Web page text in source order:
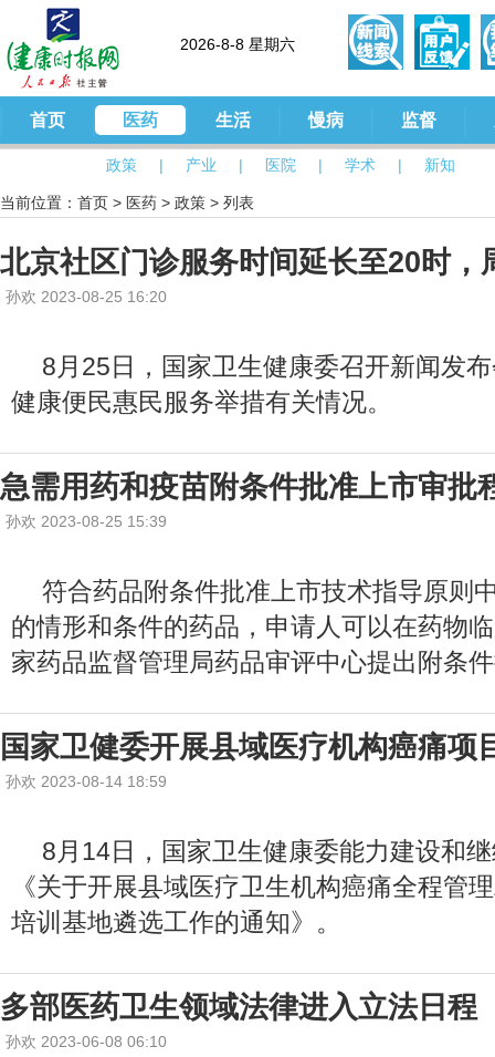
2026-8-8 星期六
首页 医药
政策 | 产业 | 医院 | 学术 | 新知
生活 慢病 监督
当前位置： 首页 > 医药 > 政策 > 列表
北京社区门诊服务时间延长至20时，
孙欢 2023-08-25 16:20
8月25日，国家卫生健康委召开新闻发
健康便民惠民服务举措有关情况。
急需用药和疫苗附条件批准上市审批
孙欢 2023-08-25 15:39
符合药品附条件批准上市技术指导原则
的情形和条件的药品，申请人可以在药物
家药品监督管理局药品审评中心提出附条
国家卫健委开展县域医疗机构癌痛项
孙欢 2023-08-14 18:59
8月14日，国家卫生健康委能力建设和
《关于开展县域医疗卫生机构癌痛全程管
培训基地遴选工作的通知》。
多部医药卫生领域法律进入立法日程
孙欢 2023-06-08 06:10